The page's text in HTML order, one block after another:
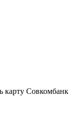
карту Совкомбанк